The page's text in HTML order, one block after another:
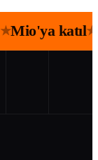
★Mio'ya katıl★